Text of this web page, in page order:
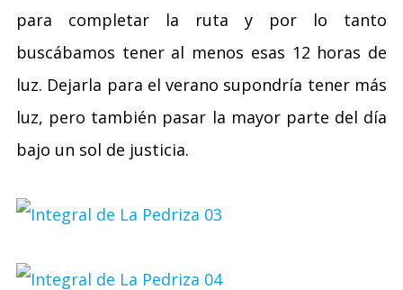
para completar la ruta y por lo tanto
buscábamos tener al menos esas 12 horas de
luz. Dejarla para el verano supondría tener más
luz, pero también pasar la mayor parte del día
bajo un sol de justicia.